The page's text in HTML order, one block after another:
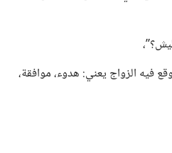
فيه الزواج يعني: هدوء، موافقة،